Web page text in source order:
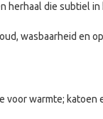
herhaal die subtiel
wasbaarheid en
warmte; katoen